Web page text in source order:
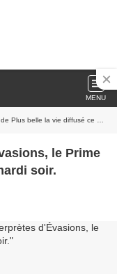
MENU
belle la vie diffusé ce mardi soir.
le Prime
soir.